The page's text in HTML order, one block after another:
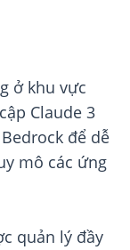
ở khu vực
Claude 3
để dễ
mô các ứng
quản lý đầy